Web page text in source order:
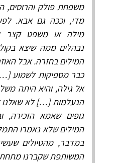
משפחת פולק והרוסים,
מדי, וככה גם אבא.
מילה או משפט קצר
נבהלים ממה שיצא
המילים בחזרה. אבל
כבר מספיקות לשמוע […]
אל גילה, והיא היתה
הנעלמות […] לא שאלנו
גופים שאמא הזכירה,
המילים שלא נאמרו
במדבר, מהטיולים
המשותפת שקברנו